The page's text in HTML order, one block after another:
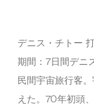
デニス・チトー
期間：7日間デニ
民間宇宙旅行客
えた。70年初頭